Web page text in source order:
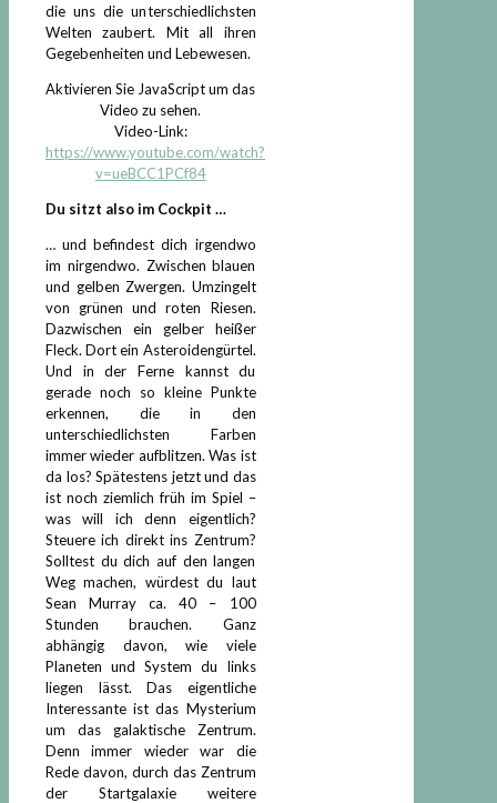
die uns die unterschiedlichsten
Welten zaubert. Mit all ihren
Gegebenheiten und Lebewesen.
Aktivieren Sie JavaScript um das
Video zu sehen.
Video-Link:
https://www.youtube.com/watch?
v=ueBCC1PCf84
Du sitzt also im Cockpit …
… und befindest dich irgendwo
im nirgendwo. Zwischen blauen
und gelben Zwergen. Umzingelt
von grünen und roten Riesen.
Dazwischen ein gelber heißer
Fleck. Dort ein Asteroidengürtel.
Und in der Ferne kannst du
gerade noch so kleine Punkte
erkennen, die in den
unterschiedlichsten Farben
immer wieder aufblitzen. Was ist
da los? Spätestens jetzt und das
ist noch ziemlich früh im Spiel –
was will ich denn eigentlich?
Steuere ich direkt ins Zentrum?
Solltest du dich auf den langen
Weg machen, würdest du laut
Sean Murray ca. 40 – 100
Stunden brauchen. Ganz
abhängig davon, wie viele
Planeten und System du links
liegen lässt. Das eigentliche
Interessante ist das Mysterium
um das galaktische Zentrum.
Denn immer wieder war die
Rede davon, durch das Zentrum
der Startgalaxie weitere